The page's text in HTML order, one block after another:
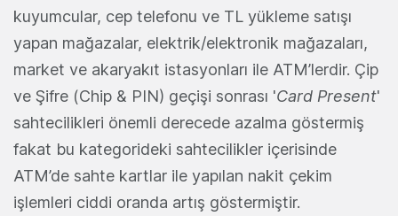
kuyumcular, cep telefonu ve TL yükleme satışı
yapan mağazalar, elektrik/elektronik mağazaları,
market ve akaryakıt istasyonları ile ATM’lerdir. Çip
ve Şifre (Chip & PIN) geçişi sonrası 'Card Present'
sahtecilikleri önemli derecede azalma göstermiş
fakat bu kategorideki sahtecilikler içerisinde
ATM’de sahte kartlar ile yapılan nakit çekim
işlemleri ciddi oranda artış göstermiştir.